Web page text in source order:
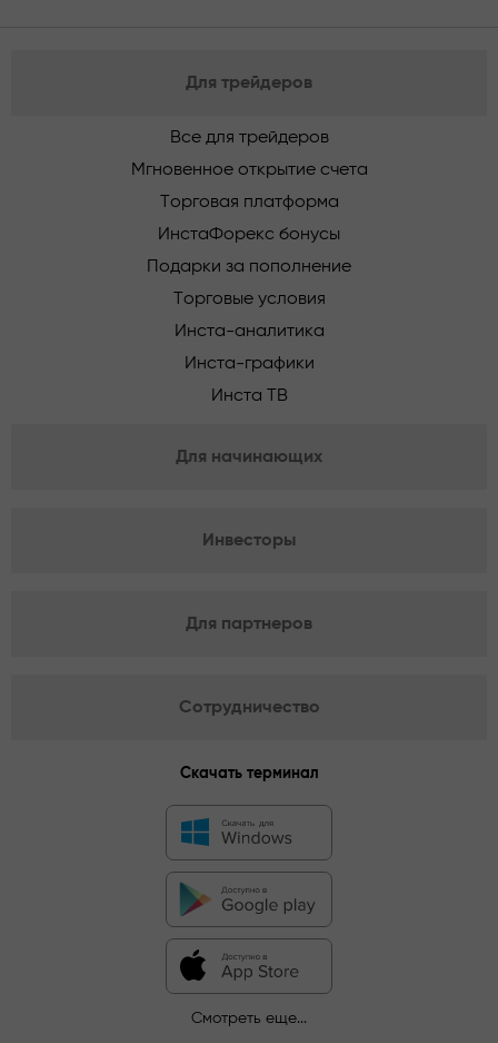
Для трейдеров
Все для трейдеров
Мгновенное открытие счета
Торговая платформа
ИнстаФорекс бонусы
Подарки за пополнение
Торговые условия
Инста-аналитика
Инста-графики
Инста ТВ
Для начинающих
Инвесторы
Для партнеров
Сотрудничество
Скачать терминал
Смотреть еще...